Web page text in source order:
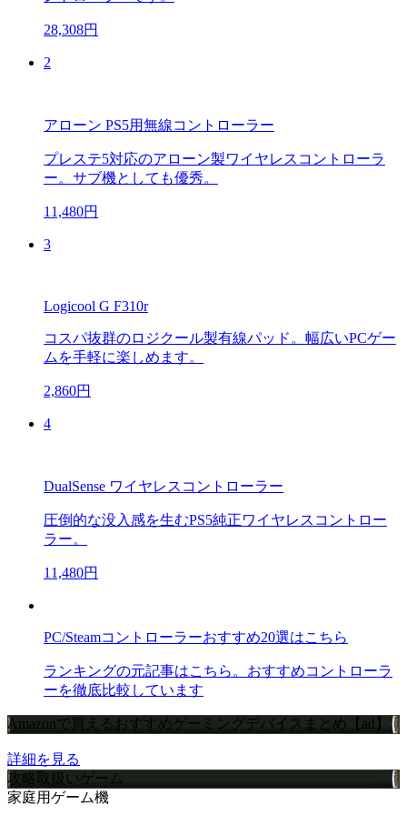
28,308円
2
アローン PS5用無線コントローラー
プレステ5対応のアローン製ワイヤレスコントローラ
ー。サブ機としても優秀。
11,480円
3
Logicool G F310r
コスパ抜群のロジクール製有線パッド。幅広いPCゲー
ムを手軽に楽しめます。
2,860円
4
DualSense ワイヤレスコントローラー
圧倒的な没入感を生むPS5純正ワイヤレスコントロー
ラー。
11,480円
PC/Steamコントローラーおすすめ20選はこちら
ランキングの元記事はこちら。おすすめコントローラ
ーを徹底比較しています
Amazonで買えるおすすめゲーミングデバイスまとめ【ad】
詳細を見る
攻略取扱いゲーム
家庭用ゲーム機